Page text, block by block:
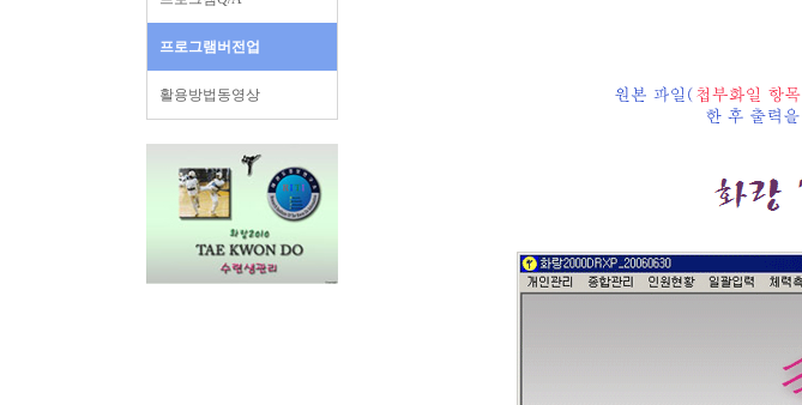
프로그램버전업
활용방법동영상